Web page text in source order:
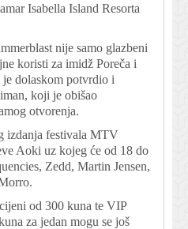
Isabella Island Resorta
nije samo glazbeni
koristi za imidž Poreča i
dolaskom potvrdio i
koji je obišao
otvorenja.
izdanja festivala MTV
Aoki uz kojeg će od 18 do
Zedd, Martin Jensen,
od 300 kuna te VIP
za jedan mogu se još